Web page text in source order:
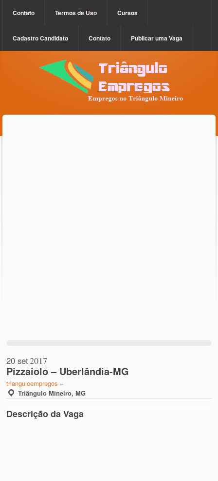
Contato Termos de Uso Cursos
Cadastro Candidato Contato Publicar uma Vaga
20 set2017
Pizzaiolo – Uberlândia-MG
trianguloempregos –
Triângulo Mineiro, MG
Descrição da Vaga